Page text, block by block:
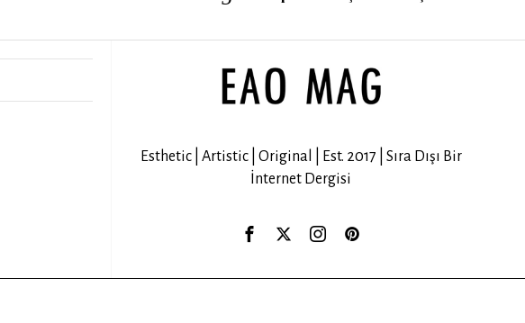
Esthetic | Artistic | Original | Est. 2017 | Sıra Dışı Bir
İnternet Dergisi